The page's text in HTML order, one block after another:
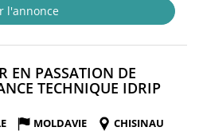
l'annonce
EN PASSATION DE
TECHNIQUE IDRIP
MOLDAVIE
CHISINAU